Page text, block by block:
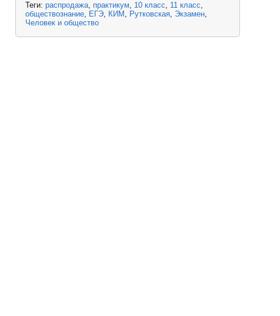
Теги: распродажа практикум 10 класс
11 класс
обществознание
ЕГЭ КИМ Рутковская Экзамен
Человек и общество